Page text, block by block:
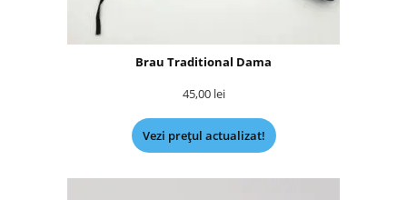
Brau Traditional Dama
45,00 lei
Vezi prețul actualizat!